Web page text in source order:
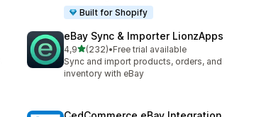
Built for Shopify
eBay Sync & Importer LionzApps
4,9/ 5 tähteä
(232)
232 arvostelua yhteensä
•Free trial available
Sync and import products, orders, and
inventory with eBay